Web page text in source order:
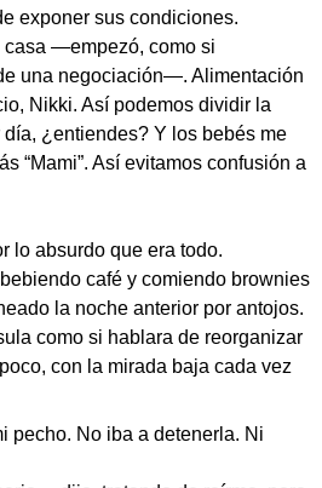
exponer sus condiciones.
—empezó, como si
una negociación—. Alimentación
Nikki. Así podemos dividir la
¿entiendes? Y los bebés me
“Mami”. Así evitamos confusión a
lo absurdo que era todo.
café y comiendo brownies
la noche anterior por antojos.
como si hablara de reorganizar
con la mirada baja cada vez
pecho. No iba a detenerla. Ni